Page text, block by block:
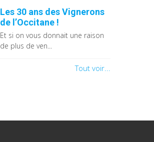
Les 30 ans des Vignerons
de l’Occitane !
Et si on vous donnait une raison
de plus de ven...
Tout voir...